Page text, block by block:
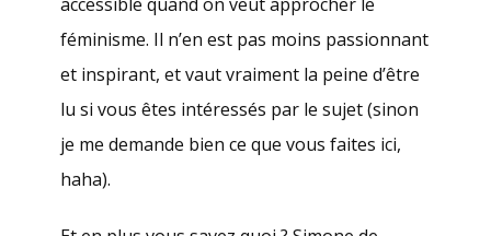
féminisme. Il n’en est pas moins passionnant
et inspirant, et vaut vraiment la peine d’être
lu si vous êtes intéressés par le sujet (sinon
je me demande bien ce que vous faites ici,
haha).